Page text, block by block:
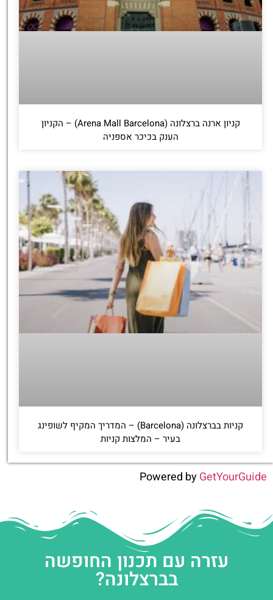
קניון ארנה ברצלונה (Arena Mall Barcelona) – הקניון
הענק בכיכר אספניה
קניות בברצלונה (Barcelona) – המדריך המקיף לשופינג
בעיר – המלצות קניות
Powered byGetYourGuide
עזרה עם תכנון החופשה
בברצלונה?